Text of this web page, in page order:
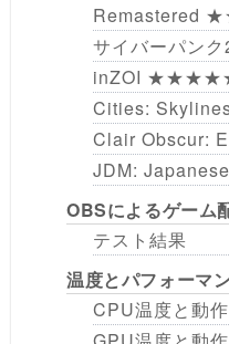
サイバーパ
inZOI
Cities:
Clair
JDM:
OBSによるゲーム
テスト結果
温度とパフォーマ
CPU温度と動